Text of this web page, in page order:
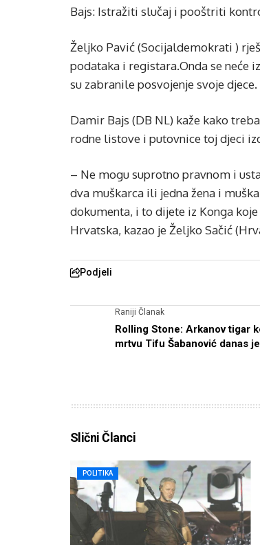
Bajs: Istražiti slučaj i pooštriti
Željko Pavić (Socijaldemokrati )
podataka i registara.Onda se neće
su zabranile posvojenje svoje djece.
Damir Bajs (DB NL) kaže kako
rodne listove i putovnice toj djeci
– Ne mogu suprotno pravnom i
dva muškarca ili jedna žena i
dokumenta, i to dijete iz Konga
Hrvatska, kazao je Željko Sačić
Podjeli
Raniji Članak
Rolling Stone: Arkanov tigar
mrtvu Tifu Šabanović danas
Slični Članci
POLITIKA